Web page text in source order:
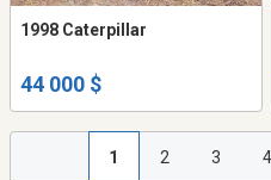
1998 Caterpillar
44 000 $
1 2 3 4